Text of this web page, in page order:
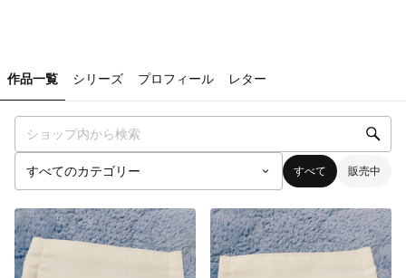
作品一覧 シリーズ プロフィール レター
すべて 販売中